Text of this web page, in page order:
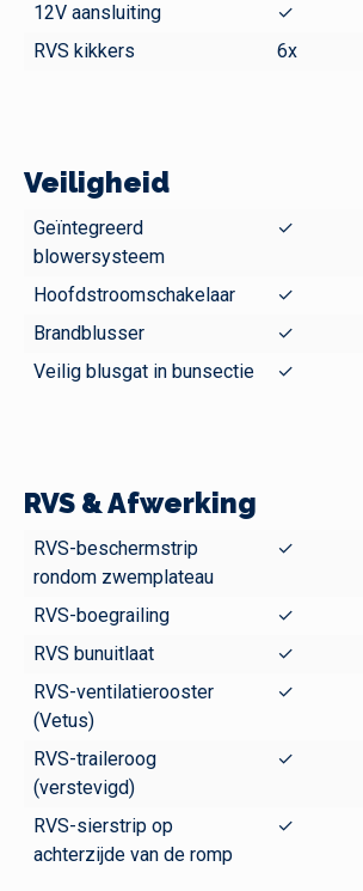
12V aansluiting
✓
RVS kikkers
6x
Veiligheid
Geïntegreerd
blowersysteem
✓
Hoofdstroomschakelaar
✓
Brandblusser
✓
Veilig blusgat in bunsectie
✓
RVS & Afwerking
RVS-beschermstrip
rondom zwemplateau
✓
RVS-boegrailing
✓
RVS bunuitlaat
✓
RVS-ventilatierooster
(Vetus)
✓
RVS-traileroog
(verstevigd)
✓
RVS-sierstrip op
achterzijde van de romp
✓